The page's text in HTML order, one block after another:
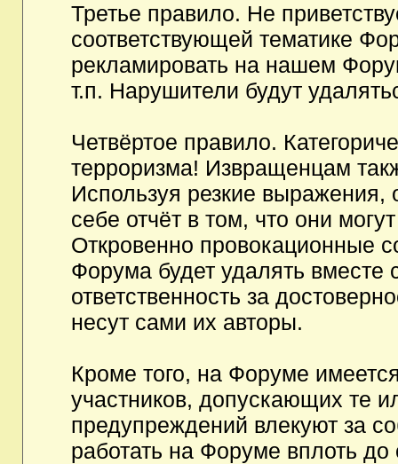
Третье правило. Не
соответствующей тематике
рекламировать на нашем
т.п. Нарушители будут
Четвёртое правило.
терроризма! Извращенцам
Используя резкие выражения,
себе отчёт в том, что они
Откровенно провокационные
Форума будет удалять вместе
ответственность за
несут сами их авторы.
Кроме того, на Форуме
участников, допускающих те
предупреждений влекуют за
работать на Форуме вплоть